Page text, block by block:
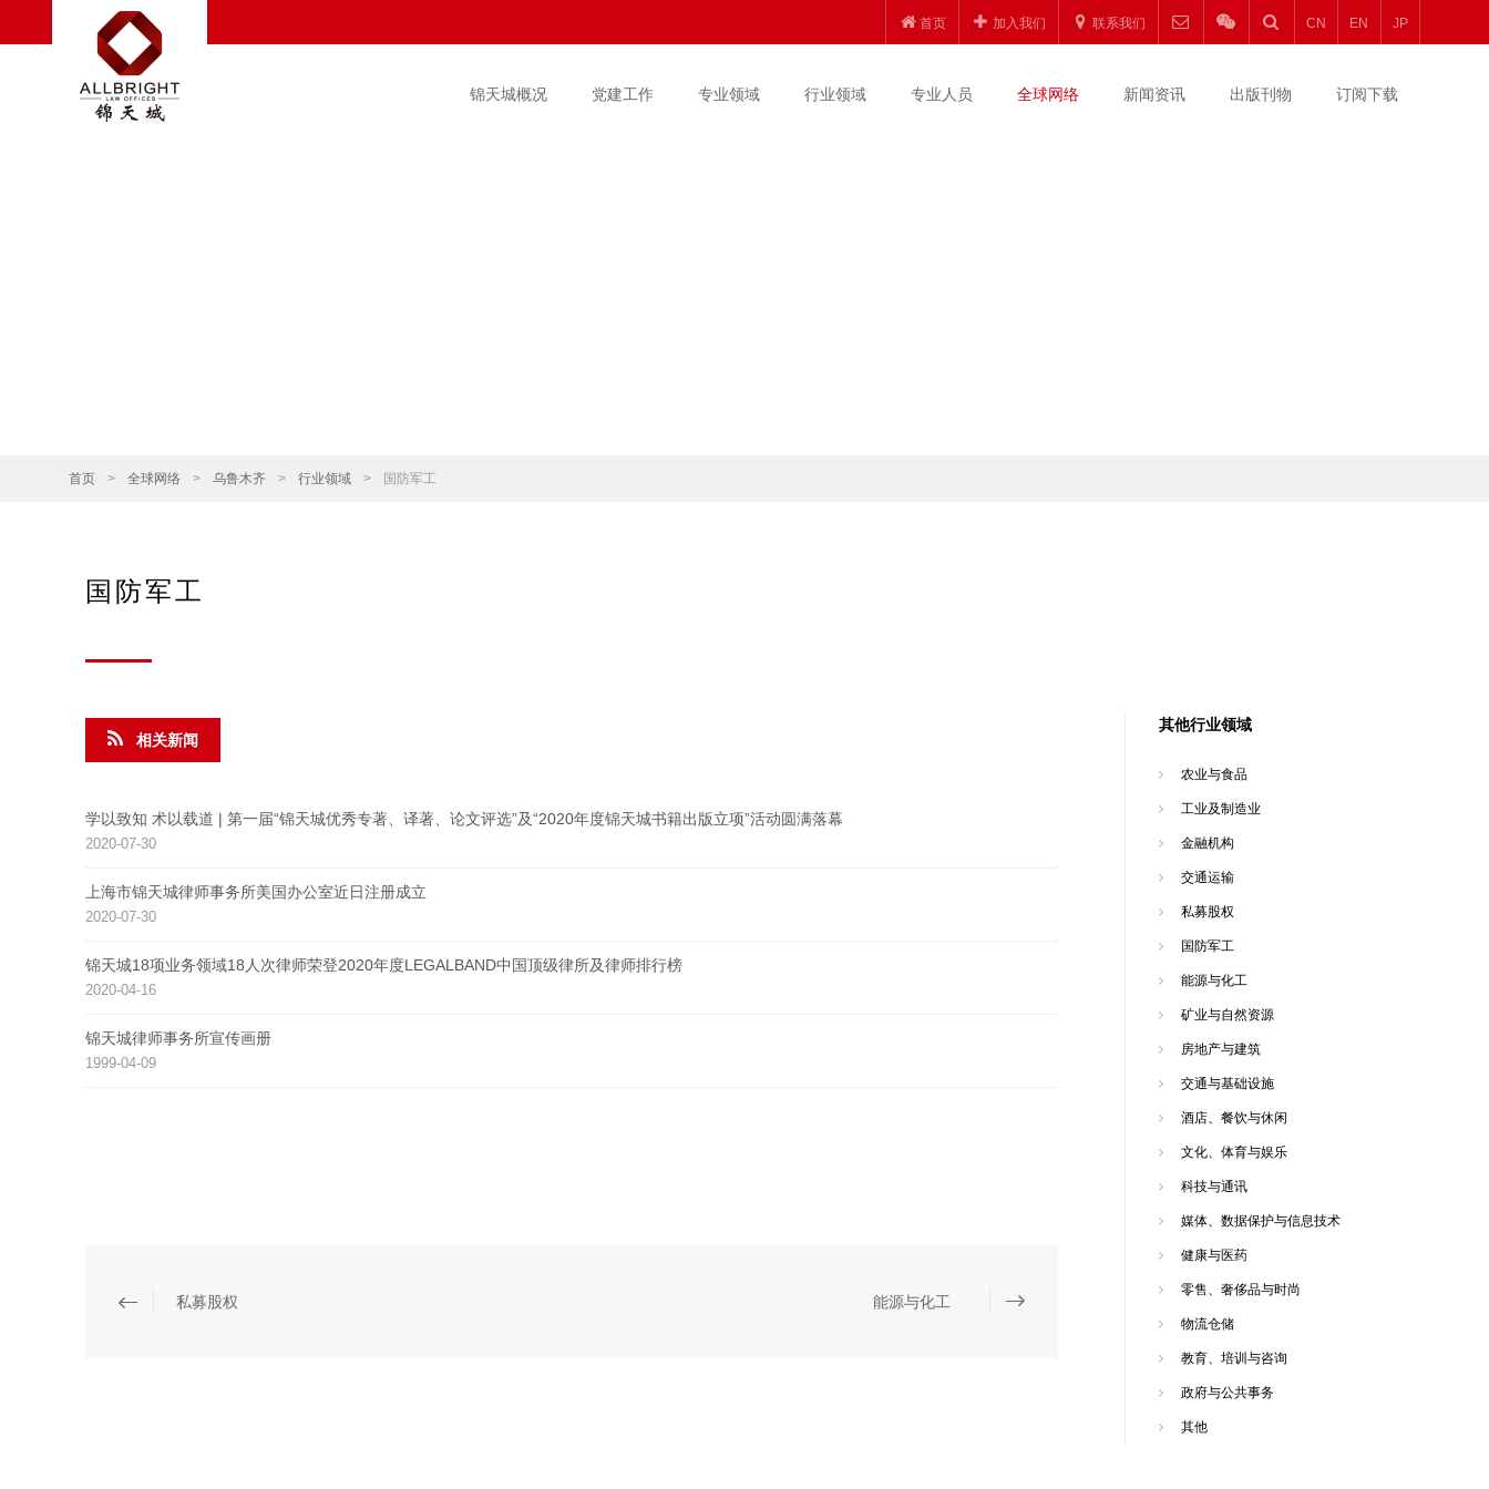
首页 加入我们 联系我们 CN EN JP
锦天城概况 党建工作 专业领域 行业领域 专业人员 全球网络 新闻资讯 出版刊物 订阅下载
首页 > 全球网络 > 乌鲁木齐 > 行业领域 > 国防军工
国防军工
相关新闻
学以致知 术以载道 | 第一届“锦天城优秀专著、译著、论文评选”及“2020年度锦天城书籍出版立项”活动圆满落幕
2020-07-30
上海市锦天城律师事务所美国办公室近日注册成立
2020-07-30
锦天城18项业务领域18人次律师荣登2020年度LEGALBAND中国顶级律所及律师排行榜
2020-04-16
锦天城律师事务所宣传画册
1999-04-09
私募股权 能源与化工
其他行业领域
农业与食品
工业及制造业
金融机构
交通运输
私募股权
国防军工
能源与化工
矿业与自然资源
房地产与建筑
交通与基础设施
酒店、餐饮与休闲
文化、体育与娱乐
科技与通讯
媒体、数据保护与信息技术
健康与医药
零售、奢侈品与时尚
物流仓储
教育、培训与咨询
政府与公共事务
其他